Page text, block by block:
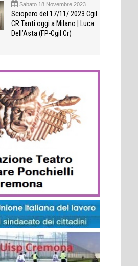
Sabato 18 Novembre 2023
Sciopero del 17/11/ 2023 Cgil
CR Tanti oggi a Milano | Luca
Dell’Asta (FP-Cgil Cr)